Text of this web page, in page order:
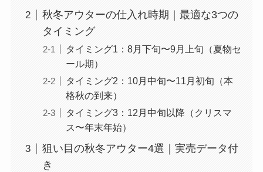
秋冬アウターの仕入れ時期｜最適な3つの
タイミング
タイミング1：8月下旬〜9月上旬（夏物セ
ール期）
タイミング2：10月中旬〜11月初旬（本
格秋の到来）
タイミング3：12月中旬以降（クリスマ
ス〜年末年始）
狙い目の秋冬アウター4選｜実売データ付
き